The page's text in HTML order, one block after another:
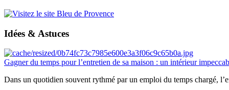
Idées & Astuces
Gagner du temps pour l’entretien de sa maison : un intérieur
Dans un quotidien souvent rythmé par un emploi du temps chargé,